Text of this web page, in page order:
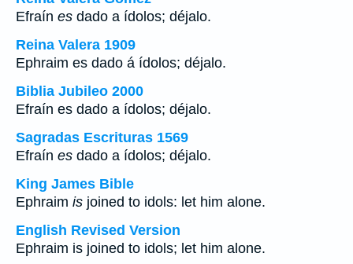
Efraín es dado a ídolos; déjalo.
Reina Valera 1909
Ephraim es dado á ídolos; déjalo.
Biblia Jubileo 2000
Efraín es dado a ídolos; déjalo.
Sagradas Escrituras 1569
Efraín es dado a ídolos; déjalo.
King James Bible
Ephraim is joined to idols: let him alone.
English Revised Version
Ephraim is joined to idols; let him alone.